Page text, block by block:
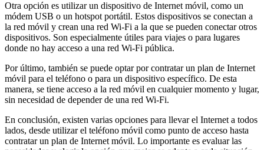
Otra opción es utilizar un dispositivo de Internet móvil, como un
módem USB o un hotspot portátil. Estos dispositivos se conectan a
la red móvil y crean una red Wi-Fi a la que se pueden conectar otros
dispositivos. Son especialmente útiles para viajes o para lugares
donde no hay acceso a una red Wi-Fi pública.
Por último, también se puede optar por contratar un plan de Internet
móvil para el teléfono o para un dispositivo específico. De esta
manera, se tiene acceso a la red móvil en cualquier momento y lugar,
sin necesidad de depender de una red Wi-Fi.
En conclusión, existen varias opciones para llevar el Internet a todos
lados, desde utilizar el teléfono móvil como punto de acceso hasta
contratar un plan de Internet móvil. Lo importante es evaluar las